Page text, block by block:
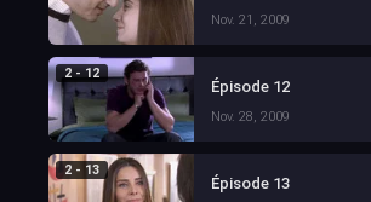
Nov. 21, 2009
2 - 12
Épisode 12
Nov. 28, 2009
2 - 13
Épisode 13